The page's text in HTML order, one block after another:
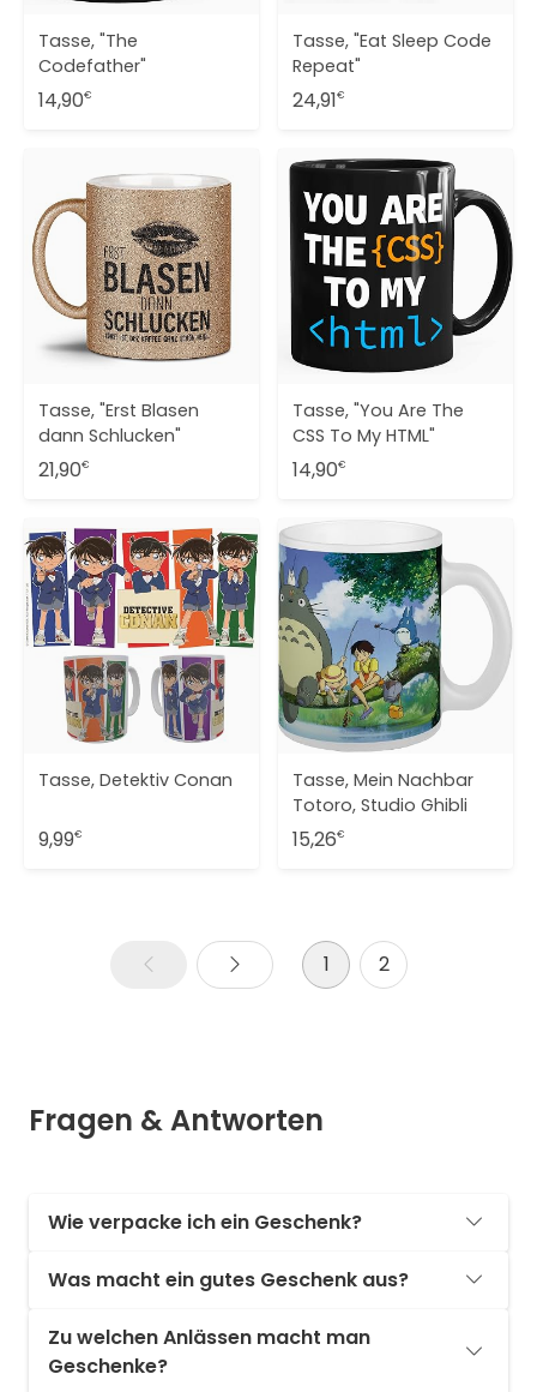
Tasse, "The
Codefather"
14,90€
Tasse, "Eat Sleep Code
Repeat"
24,91€
Tasse, "Erst Blasen
dann Schlucken"
21,90€
Tasse, "You Are The
CSS To My HTML"
14,90€
Tasse, Detektiv Conan
9,99€
Tasse, Mein Nachbar
Totoro, Studio Ghibli
15,26€
1 2
Fragen & Antworten
Wie verpacke ich ein Geschenk?
Was macht ein gutes Geschenk aus?
Zu welchen Anlässen macht man
Geschenke?